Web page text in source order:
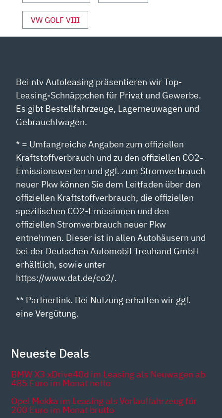
VW GOLF VIII
Bei ntv Autoleasing präsentieren wir Top-
Leasing-Schnäppchen für Privat und Gewerbe.
Es gibt Bestellfahrzeuge, Lagerneuwagen und
Gebrauchtwagen.
* = Umfangreiche Angaben zum offiziellen
Kraftstoffverbrauch und zu den offiziellen CO2-
Emissionswerten und ggf. zum Stromverbrauch
neuer Pkw können Sie dem Leitfaden über den
offiziellen Kraftstoffverbrauch, die offiziellen
spezifischen CO2-Emissionen und den
offiziellen Stromverbrauch neuer Pkw
entnehmen. Dieser ist in allen Autohäusern und
bei der Deutschen Automobil Treuhand GmbH
erhältlich, sowie unter
https://www.dat.de/co2/.
** Partnerlink. Bei Nutzung erhalten wir ggf.
eine Vergütung.
Neueste Deals
BMW X3 xDrive40d im Leasing als Neuwagen ab
485 Euro im Monat netto
Opel Mokka im Leasing als Vorlauffahrzeug für
200 Euro im Monat brutto